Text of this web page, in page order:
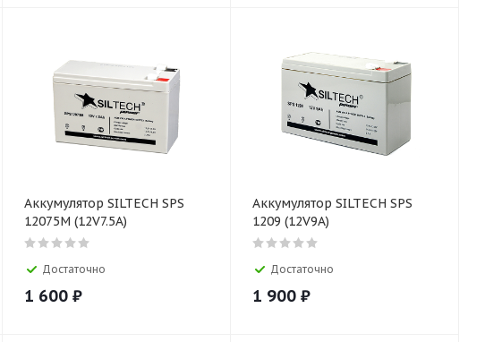
Аккумулятор SILTECH SPS
12075M (12V7.5A)
Достаточно
1 600 ₽
Аккумулятор SILTECH SPS
1209 (12V9A)
Достаточно
1 900 ₽